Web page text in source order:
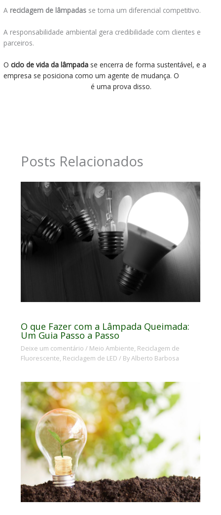
A reciclagem de lâmpadas se torna um diferencial competitivo.
A responsabilidade ambiental gera credibilidade com clientes e
parceiros.
Ociclo de vida da lâmpada se encerra de forma sustentável, e a
empresa se posiciona como um agente de mudança. O
é uma prova disso.
Posts Relacionados
O que Fazer com a Lâmpada Queimada:
Um Guia Passo a Passo
Deixe um comentário / Meio Ambiente Reciclagem de
Fluorescente Reciclagem de LED / ByAlberto Barbosa